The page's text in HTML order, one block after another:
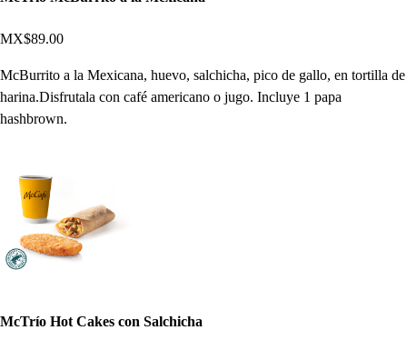
MX$89.00
McBurrito a la Mexicana, huevo, salchicha, pico de gallo, en tortilla de
harina.Disfrutala con café americano o jugo. Incluye 1 papa
hashbrown.
McTrío Hot Cakes con Salchicha